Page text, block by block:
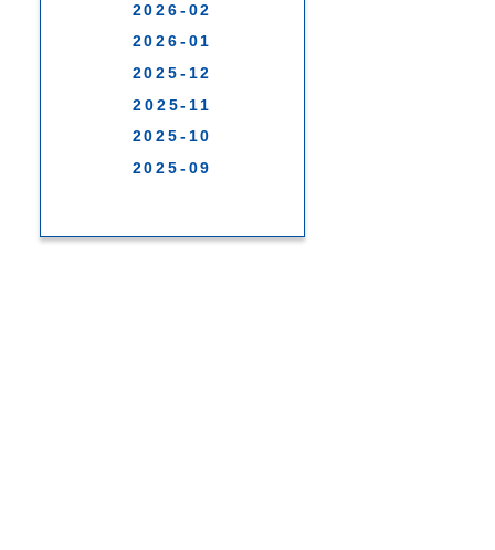
2026-02
2026-01
2025-12
2025-11
2025-10
2025-09